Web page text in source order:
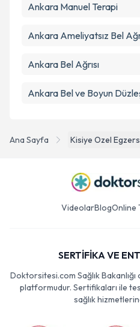
Ana Sayfa Kisiye Ozel
Ankara Manuel Terapi
Ankara Ameliyatsız Bel
Ankara Bel Ağrısı
Ankara Bel ve Boyun
VideolarBlogOnline
SERTİFİKA VE
Doktorsitesi.com Sağlık
platformudur. Sertifikaları ile
sağlık